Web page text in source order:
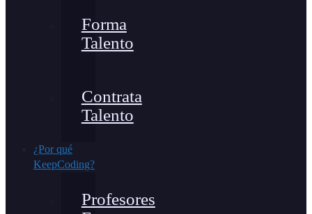
Forma
Talento
Contrata
Talento
¿Por qué
KeepCoding?
Profesores